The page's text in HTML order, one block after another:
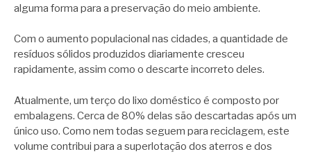
alguma forma para a preservação do meio ambiente.
Com o aumento populacional nas cidades, a quantidade de
resíduos sólidos produzidos diariamente cresceu
rapidamente, assim como o descarte incorreto deles.
Atualmente, um terço do lixo doméstico é composto por
embalagens. Cerca de 80% delas são descartadas após um
único uso. Como nem todas seguem para reciclagem, este
volume contribui para a superlotação dos aterros e dos